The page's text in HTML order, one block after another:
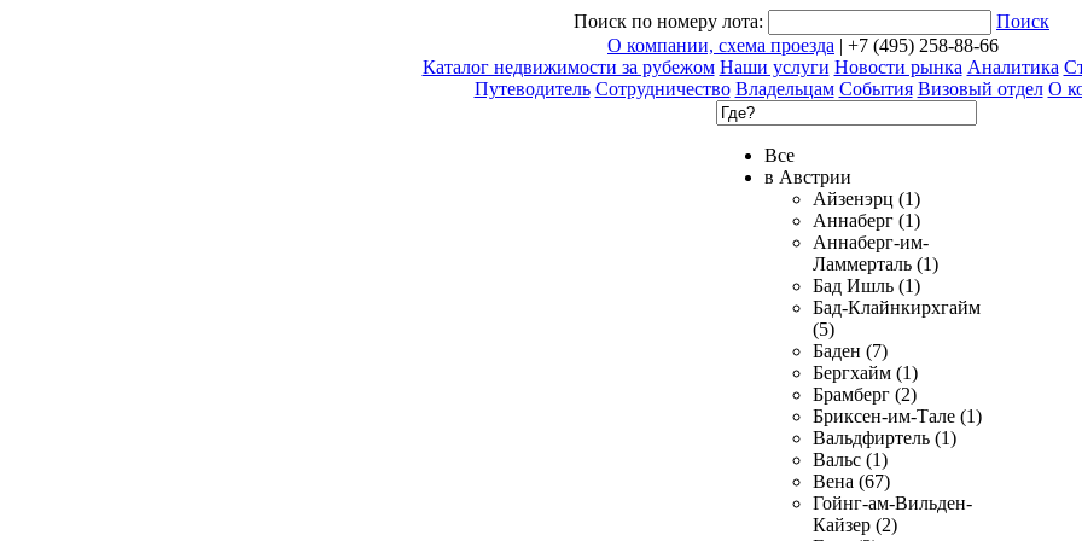
Поиск по номеру лота:
Поиск
О компании, схема проезда | +7 (495) 258-88-66
Каталог недвижимости за рубежом Наши услуги Новости рынка Аналитика
Путеводитель Сотрудничество Владельцам События Визовый отдел О
Все
в Австрии
Айзенэрц (1)
Аннаберг (1)
Аннаберг-им-
Ламмерталь (1)
Бад Ишль (1)
Бад-Клайнкирхгайм
(5)
Баден (7)
Бергхайм (1)
Брамберг (2)
Бриксен-им-Тале (1)
Вальдфиртель (1)
Вальс (1)
Вена (67)
Гойнг-ам-Вильден-
Кайзер (2)